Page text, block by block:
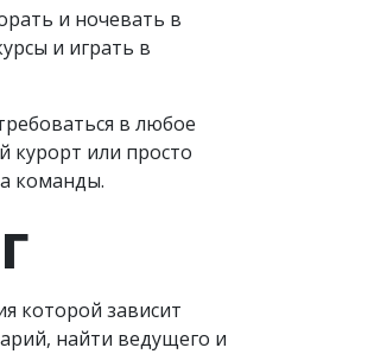
и ночевать в
и играть в
в любое
курорт или просто
команды.
которой зависит
найти ведущего и